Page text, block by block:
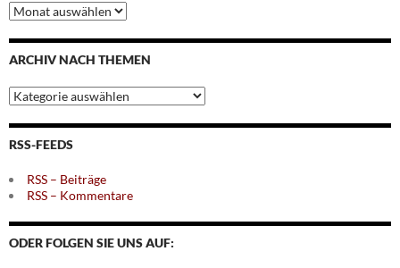
Archiv
nach
Monaten
ARCHIV NACH THEMEN
Archiv
nach
Themen
RSS-FEEDS
RSS – Beiträge
RSS – Kommentare
ODER FOLGEN SIE UNS AUF: